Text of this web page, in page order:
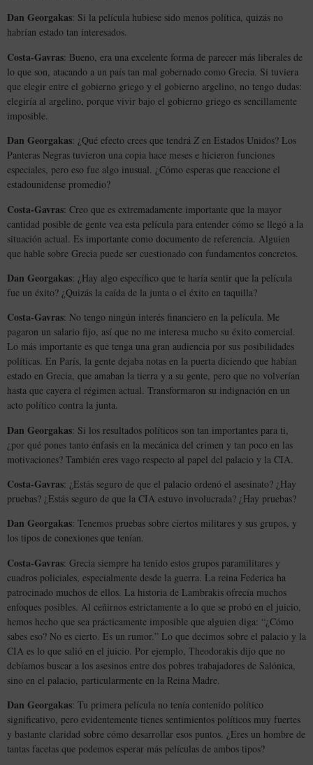
Dan Georgakas: Si la película hubiese sido menos política, quizás no
habrían estado tan interesados.
Costa-Gavras: Bueno, era una excelente forma de parecer más liberales de
lo que son, atacando a un país tan mal gobernado como Grecia. Si tuviera
que elegir entre el gobierno griego y el gobierno argelino, no tengo dudas:
elegiría al argelino, porque vivir bajo el gobierno griego es sencillamente
imposible.
Dan Georgakas: ¿Qué efecto crees que tendrá Z en Estados Unidos? Los
Panteras Negras tuvieron una copia hace meses e hicieron funciones
especiales, pero eso fue algo inusual. ¿Cómo esperas que reaccione el
estadounidense promedio?
Costa-Gavras: Creo que es extremadamente importante que la mayor
cantidad posible de gente vea esta película para entender cómo se llegó a la
situación actual. Es importante como documento de referencia. Alguien
que hable sobre Grecia puede ser cuestionado con fundamentos concretos.
Dan Georgakas: ¿Hay algo específico que te haría sentir que la película
fue un éxito? ¿Quizás la caída de la junta o el éxito en taquilla?
Costa-Gavras: No tengo ningún interés financiero en la película. Me
pagaron un salario fijo, así que no me interesa mucho su éxito comercial.
Lo más importante es que tenga una gran audiencia por sus posibilidades
políticas. En París, la gente dejaba notas en la puerta diciendo que habían
estado en Grecia, que amaban la tierra y a su gente, pero que no volverían
hasta que cayera el régimen actual. Transformaron su indignación en un
acto político contra la junta.
Dan Georgakas: Si los resultados políticos son tan importantes para ti,
¿por qué pones tanto énfasis en la mecánica del crimen y tan poco en las
motivaciones? También eres vago respecto al papel del palacio y la CIA.
Costa-Gavras: ¿Estás seguro de que el palacio ordenó el asesinato? ¿Hay
pruebas? ¿Estás seguro de que la CIA estuvo involucrada? ¿Hay pruebas?
Dan Georgakas: Tenemos pruebas sobre ciertos militares y sus grupos, y
los tipos de conexiones que tenían.
Costa-Gavras: Grecia siempre ha tenido estos grupos paramilitares y
cuadros policiales, especialmente desde la guerra. La reina Federica ha
patrocinado muchos de ellos. La historia de Lambrakis ofrecía muchos
enfoques posibles. Al ceñirnos estrictamente a lo que se probó en el juicio,
hemos hecho que sea prácticamente imposible que alguien diga: “¿Cómo
sabes eso? No es cierto. Es un rumor.” Lo que decimos sobre el palacio y la
CIA es lo que salió en el juicio. Por ejemplo, Theodorakis dijo que no
debíamos buscar a los asesinos entre dos pobres trabajadores de Salónica,
sino en el palacio, particularmente en la Reina Madre.
Dan Georgakas: Tu primera película no tenía contenido político
significativo, pero evidentemente tienes sentimientos políticos muy fuertes
y bastante claridad sobre cómo desarrollar esos puntos. ¿Eres un hombre de
tantas facetas que podemos esperar más películas de ambos tipos?